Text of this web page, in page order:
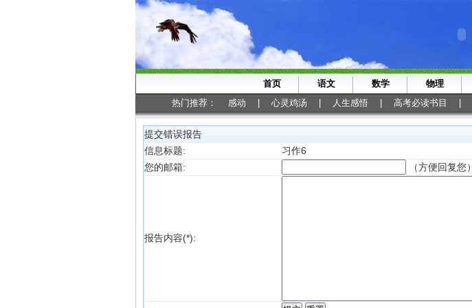
首页 语文 数学 物理
热门推荐： 感动 心灵鸡汤 人生感悟 高考必读书目
提交错误报告
信息标题:
习作6
您的邮箱:
（方便回复您）
报告内容(*):